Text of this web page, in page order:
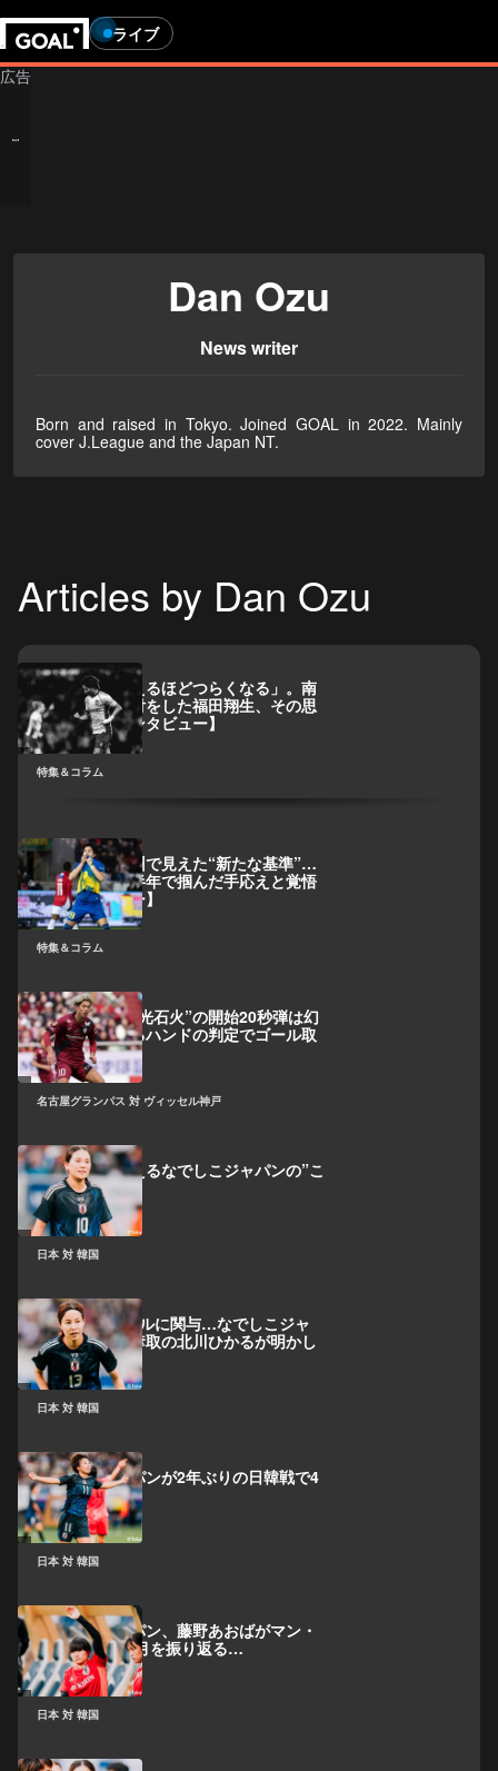
ライブ
Dan Ozu
News writer
Born and raised in Tokyo. Joined GOAL in 2022. Mainly
cover J.League and the Japan NT.
Articles by Dan Ozu
特集＆コラム
「考えれば考えるほどつらくなる」。南
スーダンへ寄付をした福田翔生、その思
いを知る【インタビュー】
特集＆コラム
福田翔生、欧州で見えた“新たな基準”…
デンマークの半年で掴んだ手応えと覚悟
【インタビュー】
名古屋グランパス 対 ヴィッセル神戸
大迫勇也、“電光石火”の開始20秒弾は幻
に…VARによるハンドの判定でゴール取
り消し
日本 対 韓国
長野風花が考えるなでしこジャパンの”こ
れから”
日本 対 韓国
日韓戦で2ゴールに関与…なでしこジャ
パン、先制点奪取の北川ひかるが明かし
た手応え
日本 対 韓国
なでしこジャパンが2年ぶりの日韓戦で4
発快勝！
日本 対 韓国
なでしこジャパン、藤野あおばがマン・
C移籍後の2カ月を振り返る…